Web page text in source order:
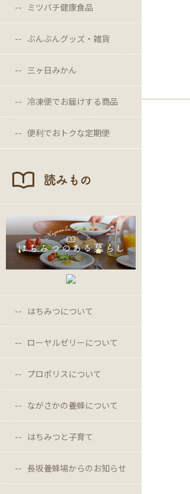
ミツバチ健康食品
ぶんぶんグッズ・雑貨
三ヶ日みかん
冷凍便でお届けする商品
便利でおトクな定期便
読みもの
はちみつについて
ローヤルゼリーについて
プロポリスについて
ながさかの養蜂について
はちみつと子育て
長坂養蜂場からのお知らせ